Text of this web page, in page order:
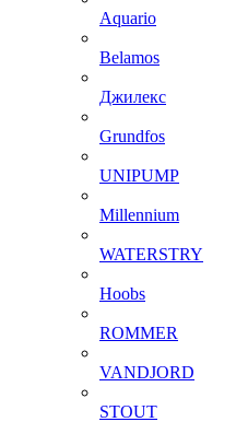
Aquario
Belamos
Джилекс
Grundfos
UNIPUMP
Millennium
WATERSTRY
Hoobs
ROMMER
VANDJORD
STOUT